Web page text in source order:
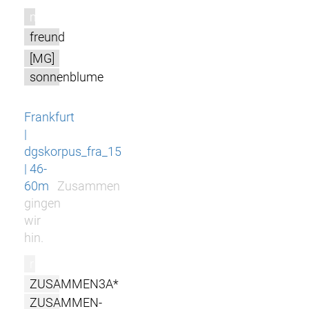
m
freund
[MG]
sonnenblume
Frankfurt
|
dgskorpus_fra_15
| 46-
60m
Zusammen
gingen
wir
hin.
ZUSAMMEN3A*
ZUSAMMEN-